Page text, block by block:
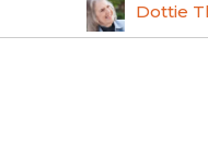
Dottie